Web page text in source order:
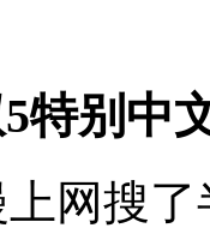
特别中
网搜了